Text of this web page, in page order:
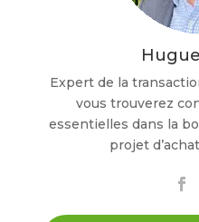
Expert de la
vous trouverez
essentielles dans la
projet